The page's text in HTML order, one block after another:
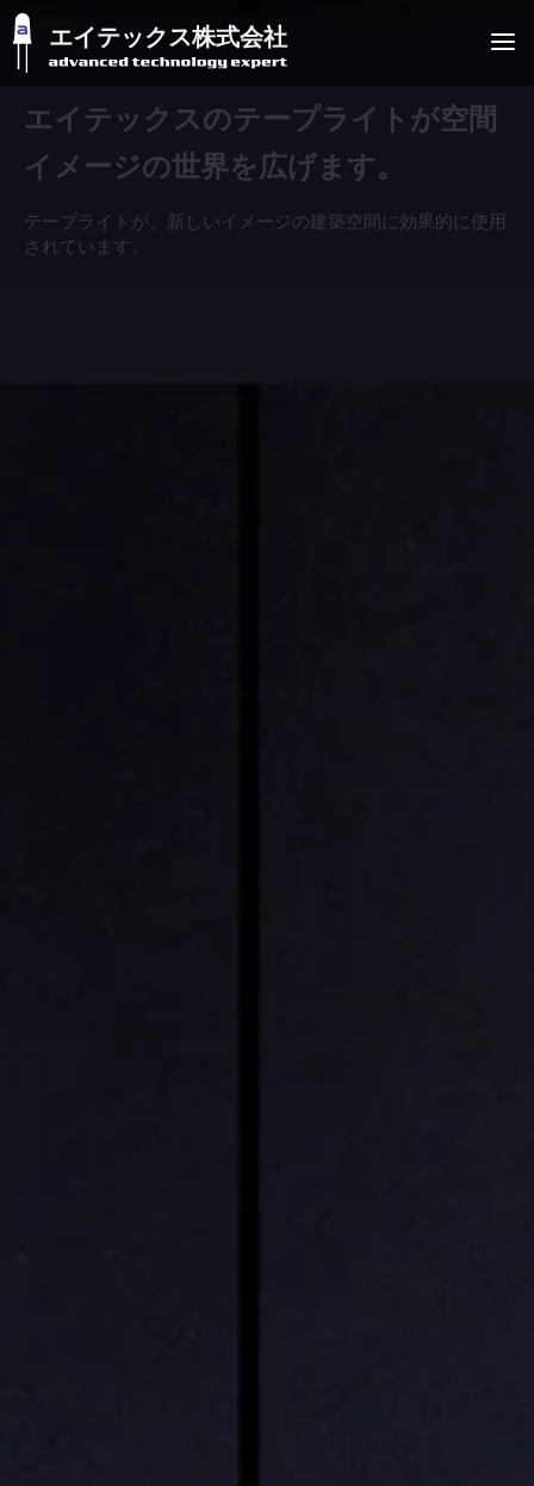
エイテックス株式会社
エイテックスのテープライトが空間
イメージの世界を広げます。
テープライトが、新しいイメージの建築空間に効果的に使用
されています。